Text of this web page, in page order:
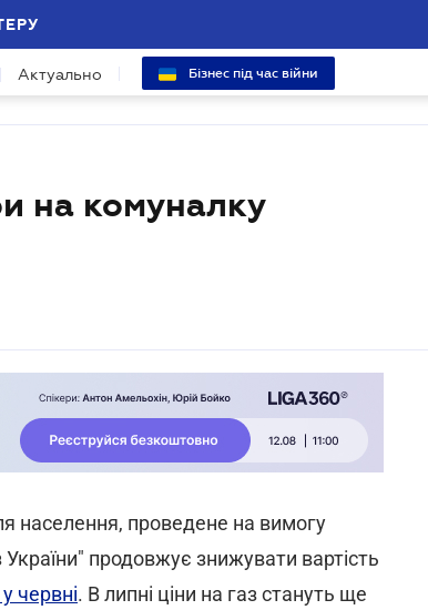
Актуально Бізнес під час війни
на комуналку
населення, проведене на вимогу
продовжує знижувати вартість
червні. В липні ціни на газ стануть ще